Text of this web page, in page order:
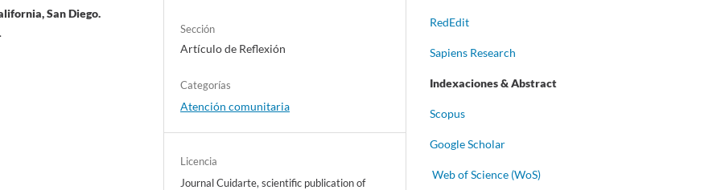
San Diego.
Sección
Artículo de Reflexión
Categorías
Atención comunitaria
Licencia
Journal Cuidarte, scientific publication of
RedEdit
Sapiens Research
Indexaciones & Abstract
Scopus
Google Scholar
Web of Science (WoS)